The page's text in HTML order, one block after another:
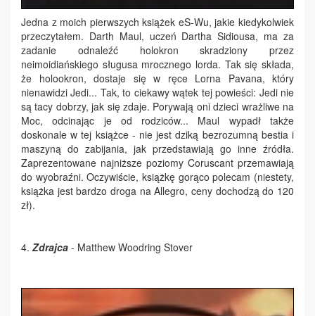
Jedna z moich pierwszych książek eS-Wu, jakie kiedykolwiek
przeczytałem. Darth Maul, uczeń Dartha Sidiousa, ma za
zadanie odnaleźć holokron skradziony przez
neimoidiańskiego sługusa mrocznego lorda. Tak się składa,
że holookron, dostaje się w ręce Lorna Pavana, który
nienawidzi Jedi... Tak, to ciekawy wątek tej powieści: Jedi nie
są tacy dobrzy, jak się zdaje. Porywają oni dzieci wrażliwe na
Moc, odcinając je od rodziców... Maul wypadł także
doskonale w tej książce - nie jest dziką bezrozumną bestia i
maszyną do zabijania, jak przedstawiają go inne źródła.
Zaprezentowane najniższe poziomy Coruscant przemawiają
do wyobraźni. Oczywiście, książkę gorąco polecam (niestety,
książka jest bardzo droga na Allegro, ceny dochodzą do 120
zł).
4. Zdrajca - Matthew Woodring Stover